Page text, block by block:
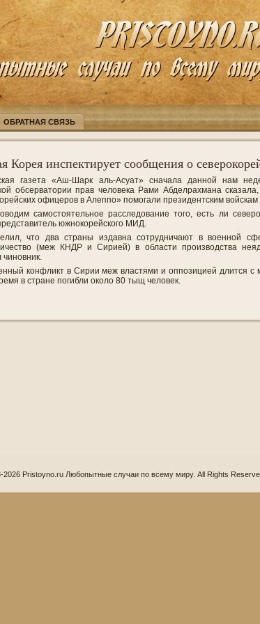
ОБРАТНАЯ СВЯЗЬ
Корея инспектирует сообщения о
газета «Аш-Шарк аль-Асуат» сначала данной нам
обсерватории прав человека Рами Абделрахмана
офицеров в Алеппо» помогали президентским войскам
самостоятельное расследование того, есть ли
южнокорейского МИД.
что два страны издавна сотрудничают в военной
(меж КНДР и Сирией) в области производства
конфликт в Сирии меж властями и оппозицией длится
в стране погибли около 80 тыщ человек.
2026 Pristoyno.ru Любопытные случаи по всему миру. All Rights